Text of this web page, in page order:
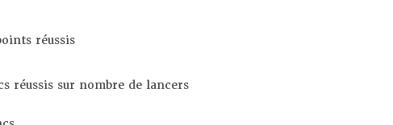
réussis
réussis sur nombre de lancers